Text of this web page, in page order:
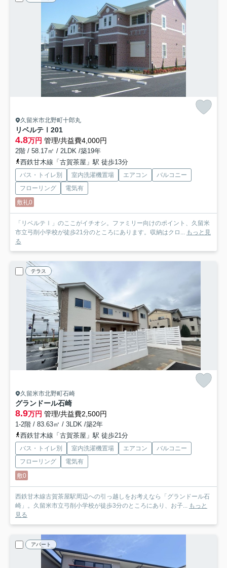
久留米市北野町十郎丸
リベルテⅠ 201
4.8万円 管理/共益費4,000円
2階 / 58.17㎡ / 2LDK /築19年
西鉄甘木線「古賀茶屋」駅 徒歩13分
バス・トイレ別 室内洗濯機置場 エアコン
バルコニー
フローリング
電気有
敷礼0
「リベルテⅠ」のここがイチオシ。ファミリー向けのポイント、久留米
市立弓削小学校が徒歩21分のところにあります。収納はクロ... もっと見
る
テラス
久留米市北野町石崎
グランドール石崎
8.9万円 管理/共益費2,500円
1-2階 / 83.63㎡ / 3LDK /築2年
西鉄甘木線「古賀茶屋」駅 徒歩21分
バス・トイレ別 室内洗濯機置場 エアコン
バルコニー
フローリング
電気有
敷0
西鉄甘木線古賀茶屋駅周辺への引っ越しをお考えなら「グランドール石
崎」。久留米市立弓削小学校が徒歩3分のところにあり、お子... もっと
見る
アパート